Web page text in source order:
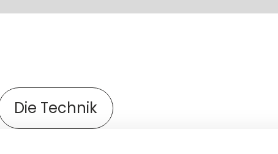
Die Technik